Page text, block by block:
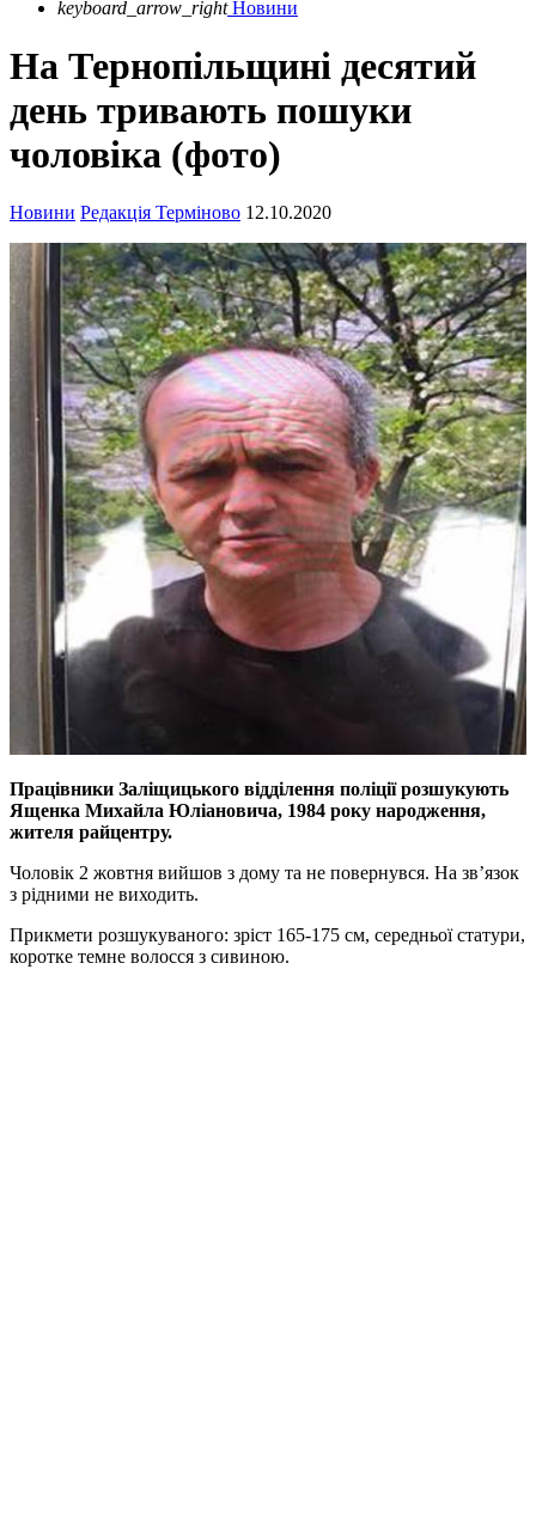
keyboard_arrow_right Новини
На Тернопільщині десятий
день тривають пошуки
чоловіка (фото)
Новини Редакція Терміново 12.10.2020
Працівники Заліщицького відділення поліції розшукують
Ященка Михайла Юліановича, 1984 року народження,
жителя райцентру.
Чоловік 2 жовтня вийшов з дому та не повернувся. На зв’язок
з рідними не виходить.
Прикмети розшукуваного: зріст 165-175 см, середньої статури,
коротке темне волосся з сивиною.